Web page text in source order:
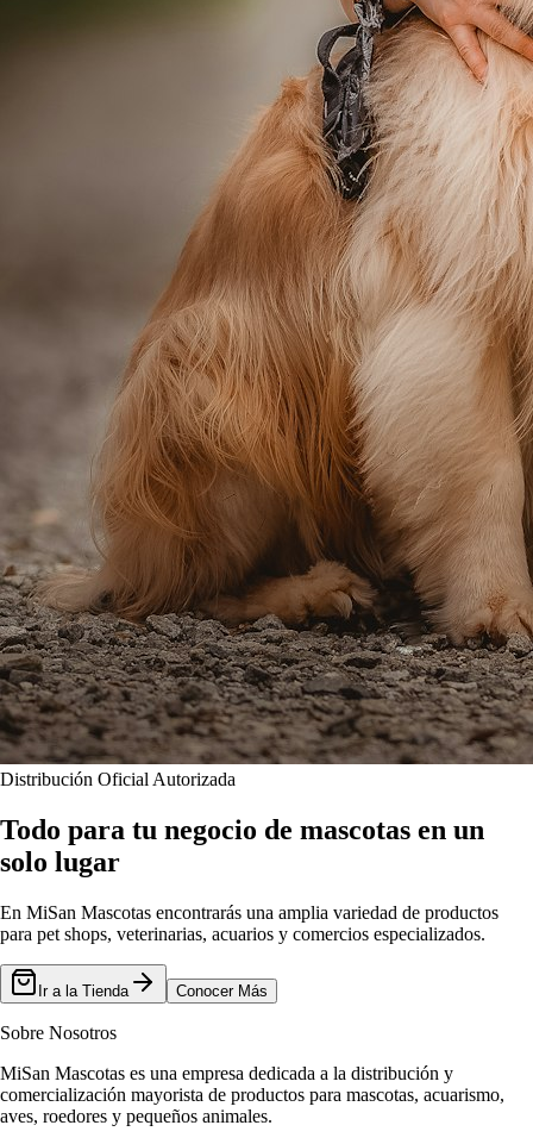
Distribución Oficial Autorizada
Todo para tu negocio de mascotas en un
solo lugar
En MiSan Mascotas encontrarás una amplia variedad de productos
para pet shops, veterinarias, acuarios y comercios especializados.
Ir a la Tienda Conocer Más
Sobre Nosotros
MiSan Mascotas es una empresa dedicada a la distribución y
comercialización mayorista de productos para mascotas, acuarismo,
aves, roedores y pequeños animales.